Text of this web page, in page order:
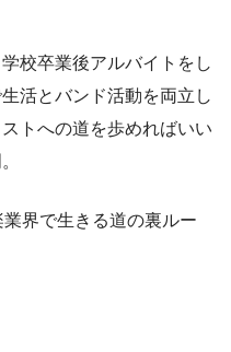
校卒業後アルバイトをし
活とバンド活動を両立し
トへの道を歩めればいい
界で生きる道の裏ルー